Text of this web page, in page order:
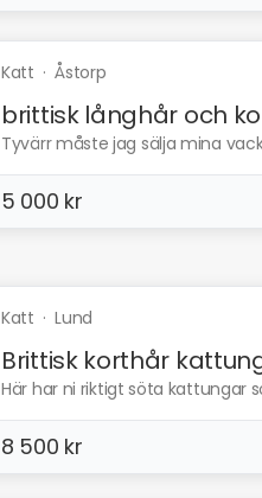
Katt ·Åstorp
brittisk långhår och
Tyvärr måste jag sälja mina
5 000 kr
Katt ·Lund
Brittisk korthår
Här har ni riktigt söta kattungar
8 500 kr